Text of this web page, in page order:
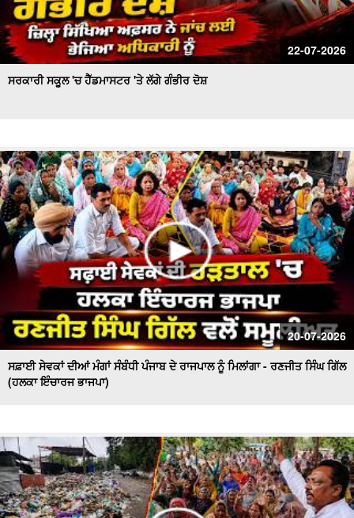
22-07-2026
ਸਰਕਾਰੀ ਸਕੂਲ 'ਚ ਹੈੱਡਮਾਸਟਰ 'ਤੇ ਲੱਗੇ ਗੰਭੀਰ ਦੋਸ਼
20-07-2026
ਸਫ਼ਾਈ ਸੇਵਕਾਂ ਦੀਆਂ ਮੰਗਾਂ ਸੰਬੰਧੀ ਪੰਜਾਬ ਦੇ ਰਾਜਪਾਲ ਨੂੰ ਮਿਲਾਂਗਾ - ਰਣਜੀਤ ਸਿੰਘ ਗਿੱਲ
(ਹਲਕਾ ਇੰਚਾਰਜ ਭਾਜਪਾ)